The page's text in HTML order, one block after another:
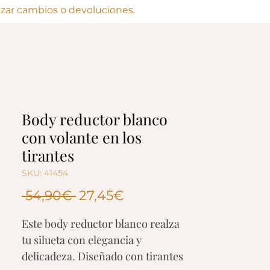
cambios o devoluciones.
Body reductor blanco
con volante en los
tirantes
SKU: 41454
54,90€ Regular
27,45€
Este body reductor blanco realza
tu silueta con elegancia y
delicadeza. Diseñado con tirantes